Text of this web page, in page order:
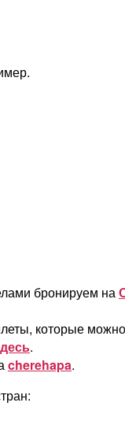
бронируем на
которые
.
cherehapa.